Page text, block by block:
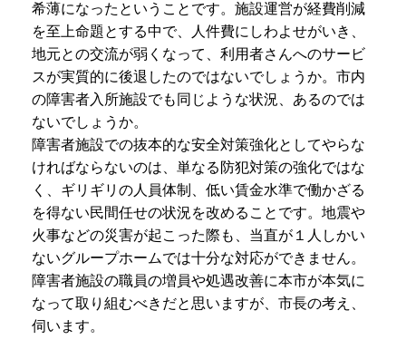
希薄になったということです。施設運営が経費削減
を至上命題とする中で、人件費にしわよせがいき、
地元との交流が弱くなって、利用者さんへのサービ
スが実質的に後退したのではないでしょうか。市内
の障害者入所施設でも同じような状況、あるのでは
ないでしょうか。
障害者施設での抜本的な安全対策強化としてやらな
ければならないのは、単なる防犯対策の強化ではな
く、ギリギリの人員体制、低い賃金水準で働かざる
を得ない民間任せの状況を改めることです。地震や
火事などの災害が起こった際も、当直が１人しかい
ないグループホームでは十分な対応ができません。
障害者施設の職員の増員や処遇改善に本市が本気に
なって取り組むべきだと思いますが、市長の考え、
伺います。